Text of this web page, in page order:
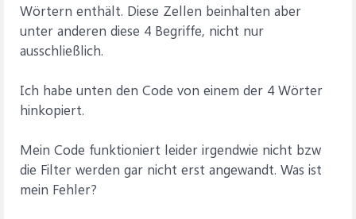
Wörtern enthält. Diese Zellen beinhalten aber
unter anderen diese 4 Begriffe, nicht nur
ausschließlich.
Ich habe unten den Code von einem der 4 Wörter
hinkopiert.
Mein Code funktioniert leider irgendwie nicht bzw
die Filter werden gar nicht erst angewandt. Was ist
mein Fehler?